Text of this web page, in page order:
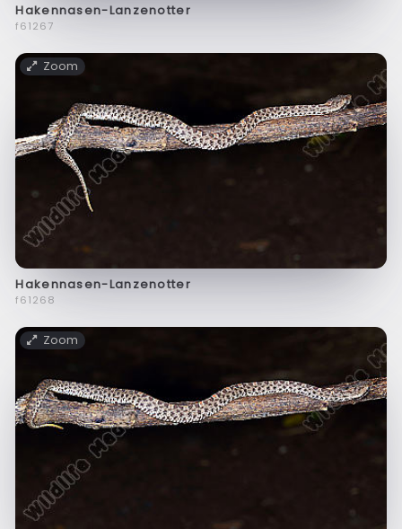
Hakennasen-Lanzenotter
f61267
Zoom
Hakennasen-Lanzenotter
f61268
Zoom